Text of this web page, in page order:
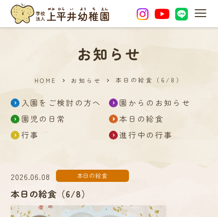
お知らせ
HOME お知らせ 本日の給食（6/8）
入園をご検討の方へ
園からのお知らせ
園児の日常
本日の給食
行事
進行中の行事
2026.06.08 本日の給食
本日の給食（6/8）